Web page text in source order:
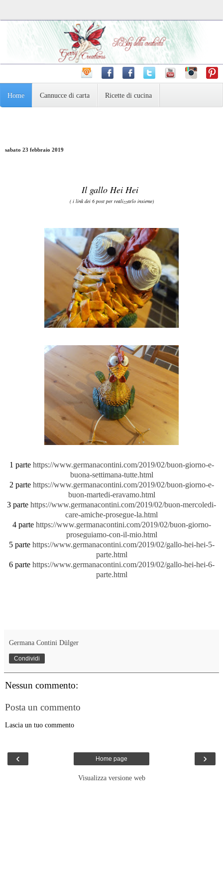
Home Cannucce di carta Ricette di cucina
sabato 23 febbraio 2019
Il gallo Hei Hei
( i link dei 6 post per realizzarlo insieme)
1 parte https://www.germanacontini.com/2019/02/buon-giorno-e-
buona-settimana-tutte.html
2 parte https://www.germanacontini.com/2019/02/buon-giorno-e-
buon-martedi-eravamo.html
3 parte https://www.germanacontini.com/2019/02/buon-mercoledi-
care-amiche-prosegue-la.html
4 parte https://www.germanacontini.com/2019/02/buon-giorno-
proseguiamo-con-il-mio.html
5 parte https://www.germanacontini.com/2019/02/gallo-hei-hei-5-
parte.html
6 parte https://www.germanacontini.com/2019/02/gallo-hei-hei-6-
parte.html
Germana Contini Dülger
Condividi
Nessun commento:
Posta un commento
Lascia un tuo commento
‹ ›
Home page
Visualizza versione web